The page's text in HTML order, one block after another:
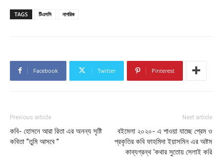
TAGS টিএসসি নাগরিক
Facebook Twitter Pinterest
Previous article
কবি- হোসনে আরা রিতা এর অনন্য সৃষ্টি
কবিতা “তুমি আসবে ”
Next article
বইমেলা ২০২০- এ পাওয়া যাচ্ছে প্রেম ও
প্রকৃতির কবি ফাহমিদা ইয়াসমিন এর অষ্টম
কাব্যগ্রন্থ ‘কথার সুতোয় সেলাই করি